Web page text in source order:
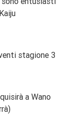
stagione 3
a Wano